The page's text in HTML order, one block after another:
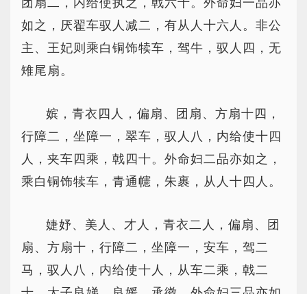
团扇二，内给使执之，戟六十。外命妇一品亦
如之，厌翟车驭人减二，有从人十六人。非公
主、王妃则乘白铜饰犊车，驾牛，驭人四，无
雉尾扇。
嫔，青衣四人，偏扇、团扇、方扇十四，
行障二，坐障一，翠车，驭人八，内给使十四
人，夹车四乘，戟四十。外命妇二品亦如之，
乘白铜饰犊车，青通幰，朱裹，从人十四人。
婕妤、美人、才人，青衣二人，偏扇、团
扇、方扇十，行障二，坐障一，安车，驾二
马，驭人八，内给使十人，从车二乘，戟二